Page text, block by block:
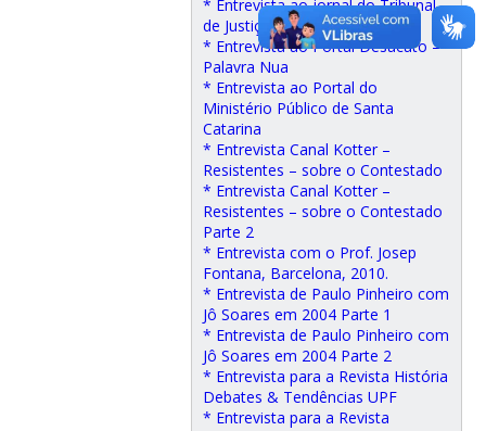
* Entrevista ao jornal do Tribunal
de Justiça sobre Adeodato
* Entrevista ao Portal Desacato –
Palavra Nua
* Entrevista ao Portal do
Ministério Público de Santa
Catarina
* Entrevista Canal Kotter –
Resistentes – sobre o Contestado
* Entrevista Canal Kotter –
Resistentes – sobre o Contestado
Parte 2
* Entrevista com o Prof. Josep
Fontana, Barcelona, 2010.
* Entrevista de Paulo Pinheiro com
Jô Soares em 2004 Parte 1
* Entrevista de Paulo Pinheiro com
Jô Soares em 2004 Parte 2
* Entrevista para a Revista História
Debates & Tendências UPF
* Entrevista para a Revista